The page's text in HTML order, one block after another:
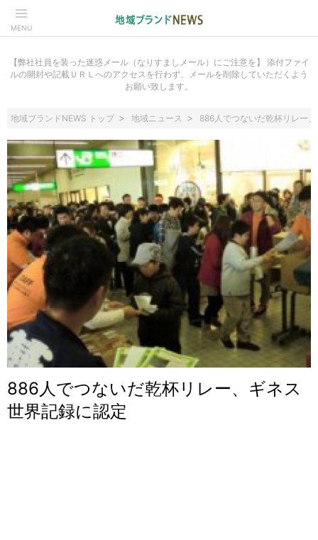
MENU
【弊社社員を装った迷惑メール（なりすましメール）にご注意を】 添付ファイ
ルの開封や記載ＵＲＬへのアクセスを行わず、メールを削除していただくよう
お願い致します。
地域ブランドNEWS トップ 地域ニュース 886人でつないだ乾杯リレー
886人でつないだ乾杯リレー、ギネス
世界記録に認定